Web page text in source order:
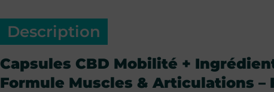
Description
Capsules CBD Mobilité +
Formule Muscles & Articulations –